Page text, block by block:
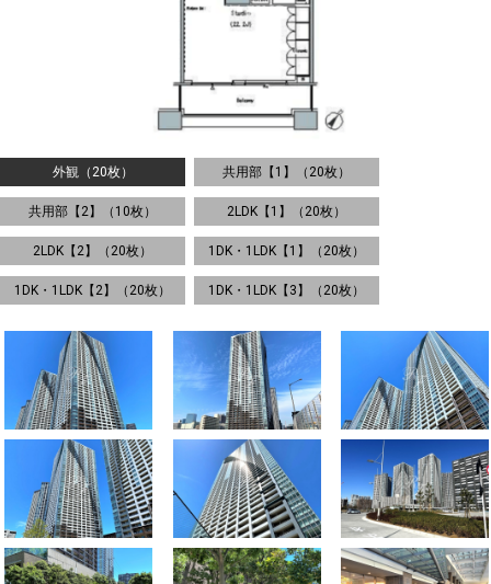
外観（20枚） 共用部【1】（20枚）
共用部【2】（10枚） 2LDK【1】（20枚）
2LDK【2】（20枚） 1DK・1LDK【1】（20枚）
1DK・1LDK【2】（20枚） 1DK・1LDK【3】（20枚）